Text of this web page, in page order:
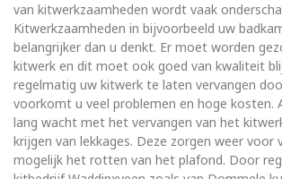
van kitwerkzaamheden wordt vaak
Kitwerkzaamheden in bijvoorbeeld uw
belangrijker dan u denkt. Er moet worden
kitwerk en dit moet ook goed van kwaliteit
regelmatig uw kitwerk te laten vervangen
voorkomt u veel problemen en hoge kosten.
lang wacht met het vervangen van het
krijgen van lekkages. Deze zorgen weer voor
mogelijk het rotten van het plafond. Door